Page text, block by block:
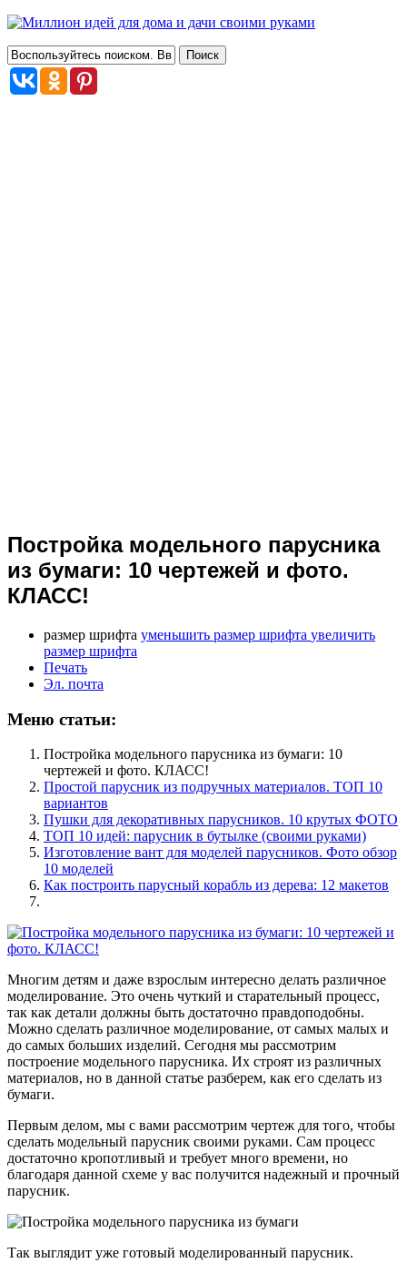
Постройка модельного парусника
из бумаги: 10 чертежей и фото.
КЛАСС!
размер шрифта уменьшить размер шрифта увеличить
размер шрифта
Печать
Эл. почта
Меню статьи:
Постройка модельного парусника из бумаги: 10
чертежей и фото. КЛАСС!
Простой парусник из подручных материалов. ТОП 10
вариантов
Пушки для декоративных парусников. 10 крутых ФОТО
ТОП 10 идей: парусник в бутылке (своими руками)
Изготовление вант для моделей парусников. Фото обзор
10 моделей
Как построить парусный корабль из дерева: 12 макетов
Многим детям и даже взрослым интересно делать различное
моделирование. Это очень чуткий и старательный процесс,
так как детали должны быть достаточно правдоподобны.
Можно сделать различное моделирование, от самых малых и
до самых больших изделий. Сегодня мы рассмотрим
построение модельного парусника. Их строят из различных
материалов, но в данной статье разберем, как его сделать из
бумаги.
Первым делом, мы с вами рассмотрим чертеж для того, чтобы
сделать модельный парусник своими руками. Сам процесс
достаточно кропотливый и требует много времени, но
благодаря данной схеме у вас получится надежный и прочный
парусник.
Так выглядит уже готовый моделированный парусник.